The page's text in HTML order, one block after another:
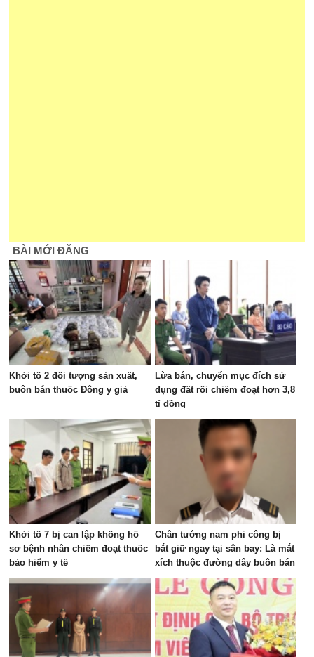
BÀI MỚI ĐĂNG
Khởi tố 2 đối tượng sản xuất,
buôn bán thuốc Đông y giả
Lừa bán, chuyển mục đích sử
dụng đất rồi chiếm đoạt hơn 3,8
tỉ đồng
Khởi tố 7 bị can lập khống hồ
sơ bệnh nhân chiếm đoạt thuốc
bảo hiểm y tế
Chân tướng nam phi công bị
bắt giữ ngay tại sân bay: Là mắt
xích thuộc đường dây buôn bán
ma túy quốc tế